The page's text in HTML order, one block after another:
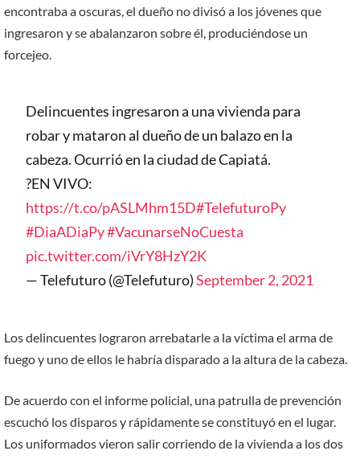
encontraba a oscuras, el dueño no divisó a los jóvenes que
ingresaron y se abalanzaron sobre él, produciéndose un
forcejeo.
Delincuentes ingresaron a una vivienda para
robar y mataron al dueño de un balazo en la
cabeza. Ocurrió en la ciudad de Capiatá.
?EN VIVO:
https://t.co/pASLMhm15D#TelefuturoPy
#DiaADiaPy#VacunarseNoCuesta
pic.twitter.com/iVrY8HzY2K
— Telefuturo (@Telefuturo)September 2, 2021
Los delincuentes lograron arrebatarle a la víctima el arma de
fuego y uno de ellos le habría disparado a la altura de la cabeza.
De acuerdo con el informe policial, una patrulla de prevención
escuchó los disparos y rápidamente se constituyó en el lugar.
Los uniformados vieron salir corriendo de la vivienda a los dos